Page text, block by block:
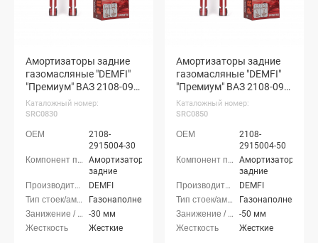
Амортизаторы задние
газомасляные "DEMFI"
"Премиум" ВАЗ 2108-099,
2113-15 (с занижением
-30 мм)
Каталожный номер:
SRC0830
2108-
2915004-30
Амортизаторы
задние
DEMFI
Газонаполненные
-30 мм
Жесткие
Амортизаторы задние
газомасляные "DEMFI"
"Премиум" ВАЗ 2108-099,
2113-15 (с занижением
-50 мм)
Каталожный номер:
SRC0850
2108-
2915004-50
Амортизаторы
задние
DEMFI
Газонаполненные
-50 мм
Жесткие